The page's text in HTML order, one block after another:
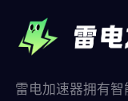
雷电加速器拥有